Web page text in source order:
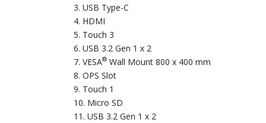
USB Type-C
HDMI
Touch 3
USB 3.2 Gen 1 x 2
VESA®Wall Mount 800 x 400 mm
OPS Slot
Touch 1
Micro SD
USB 3.2 Gen 1 x 2